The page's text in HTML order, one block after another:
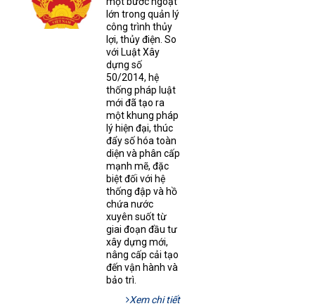
lớn trong quản lý
công trình thủy
lợi, thủy điện. So
với Luật Xây
dựng số
50/2014, hệ
thống pháp luật
mới đã tạo ra
một khung pháp
lý hiện đại, thúc
đẩy số hóa toàn
diện và phân cấp
mạnh mẽ, đặc
biệt đối với hệ
thống đập và hồ
chứa nước
xuyên suốt từ
giai đoạn đầu tư
xây dựng mới,
nâng cấp cải tạo
đến vận hành và
bảo trì.
Xem chi tiết